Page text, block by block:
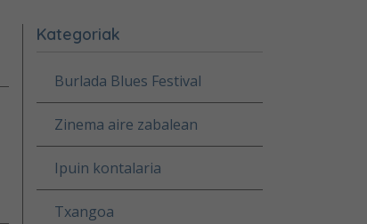
Kategoriak
Burlada Blues Festival
Zinema aire zabalean
Ipuin kontalaria
Txangoa